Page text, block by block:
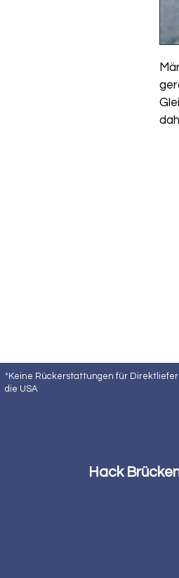
*Keine Rückerstattungen für
die USA
Hack